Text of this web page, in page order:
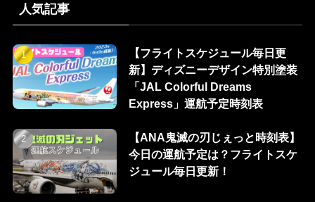
人気記事
【フライトスケジュール毎日更
新】ディズニーデザイン特別塗装
「JAL Colorful Dreams
Express」運航予定時刻表
【ANA鬼滅の刃じぇっと時刻表】
今日の運航予定は？フライトスケ
ジュール毎日更新！